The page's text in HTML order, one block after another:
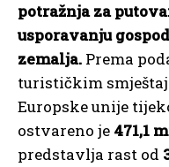
potražnja za
usporavanju
zemalja. Prema
turističkim
Europske unije
ostvareno je 471,1
predstavlja rast od